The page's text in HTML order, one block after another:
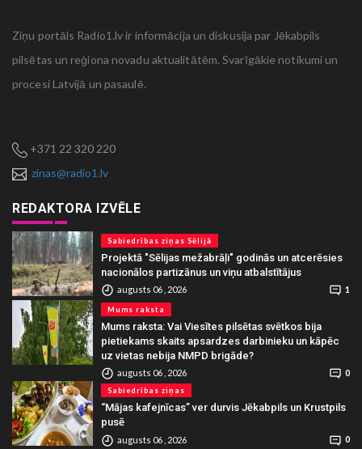
Ziņu portāls Radio1.lv ir informācija un diskusija par Jēkabpils
pilsētas un reģiona novadu aktualitātēm. Svarīgākie notikumi un
procesi Latvijā un pasaulē.
+371 22 320 220
zinas@radio1.lv
REDAKTORA IZVĒLE
Sabiedrības ziņas Sēlijā
Projektā "Sēlijas mežabrāļi" godinās un atcerēsies
nacionālos partizānus un viņu atbalstītājus
augusts 06 , 2026 1
Mums raksta
Mums raksta: Vai Viesītes pilsētas svētkos bija
pietiekams skaits apsardzes darbinieku un kāpēc
uz vietas nebija NMPD brigāde?
augusts 06 , 2026 0
Sabiedrības ziņas
“Mājas kafejnīcas” ver durvis Jēkabpils un Krustpils
pusē
augusts 06 , 2026 0